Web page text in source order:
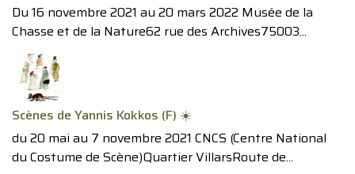
Du 16 novembre 2021 au 20 mars 2022 Musée de la
Chasse et de la Nature62 rue des Archives75003...
Scènes de Yannis Kokkos (F) ☀️
du 20 mai au 7 novembre 2021 CNCS (Centre National
du Costume de Scène)Quartier VillarsRoute de...